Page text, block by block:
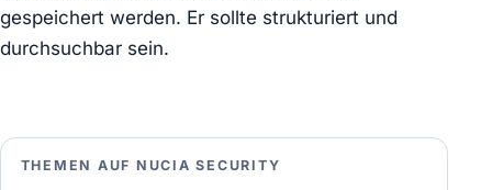
gespeichert werden. Er sollte strukturiert und
durchsuchbar sein.
THEMEN AUF NUCIA SECURITY